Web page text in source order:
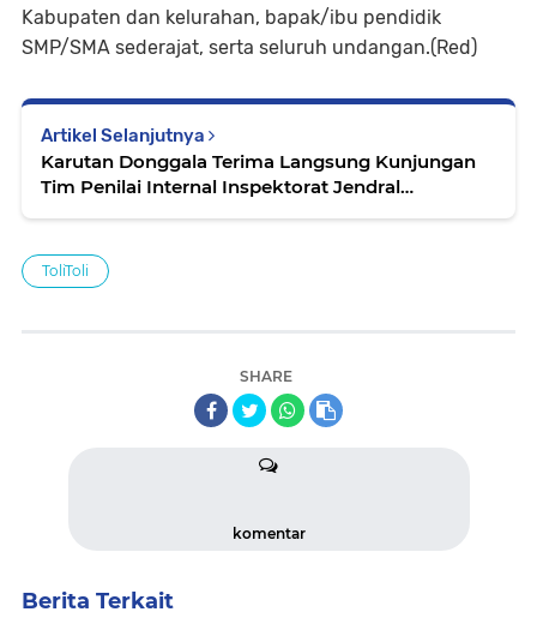
Kabupaten dan kelurahan, bapak/ibu pendidik
SMP/SMA sederajat, serta seluruh undangan.(Red)
Artikel Selanjutnya
Karutan Donggala Terima Langsung Kunjungan
Tim Penilai Internal Inspektorat Jendral
ToliToli
SHARE
komentar
Berita Terkait